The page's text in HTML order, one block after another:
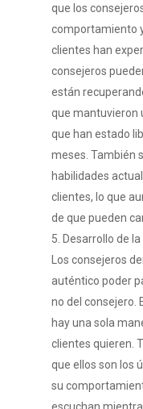
que los
comportamiento
clientes han
consejeros
están
que mantuvieron
que han estado
meses. También
habilidades
clientes, lo que
de que pueden
5. Desarrollo de
Los consejeros
auténtico poder
no del consejero.
hay una sola
clientes quieren.
que ellos son los
su
escuchan